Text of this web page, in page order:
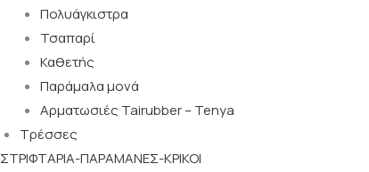
Πολυάγκιστρα
Τσαπαρί
Καθετής
Παράμαλα μονά
Αρματωσιές Tairubber – Tenya
Τρέσσες
ΣΤΡΙΦΤΑΡΙΑ-ΠΑΡΑΜΑΝΕΣ-ΚΡΙΚΟΙ